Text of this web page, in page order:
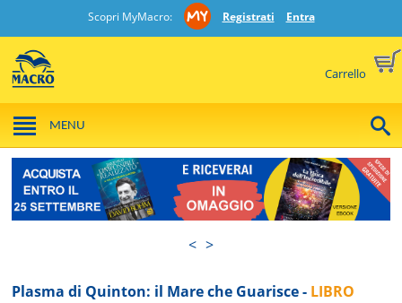
Scopri MyMacro: Registrati Entra
Carrello
MENU
< >
Plasma di Quinton: il Mare che Guarisce - LIBRO